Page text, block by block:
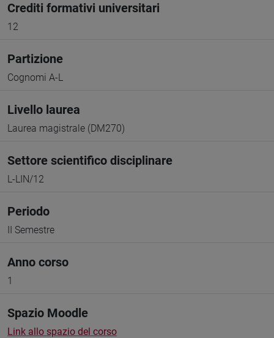
Crediti formativi universitari
12
Partizione
Cognomi A-L
Livello laurea
Laurea magistrale (DM270)
Settore scientifico disciplinare
L-LIN/12
Periodo
II Semestre
Anno corso
1
Spazio Moodle
Link allo spazio del corso